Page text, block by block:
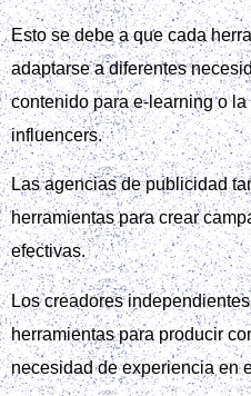
Esto se debe a que cada
adaptarse a diferentes
contenido para e‑learning o
influencers.
Las agencias de publicidad
herramientas para crear
efectivas.
Los creadores
herramientas para producir
necesidad de experiencia en